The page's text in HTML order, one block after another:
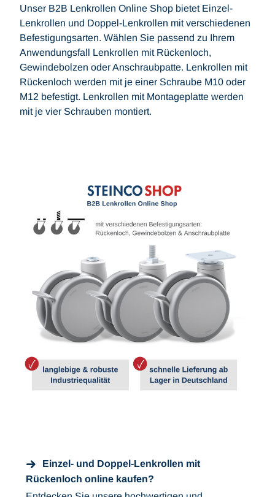
Unser B2B Lenkrollen Online Shop bietet Einzel-
Lenkrollen und Doppel-Lenkrollen mit verschiedenen
Befestigungsarten. Wählen Sie passend zu Ihrem
Anwendungsfall Lenkrollen mit Rückenloch,
Gewindebolzen oder Anschraubpatte. Lenkrollen mit
Rückenloch werden mit je einer Schraube M10 oder
M12 befestigt. Lenkrollen mit Montageplatte werden
mit je vier Schrauben montiert.
Einzel- und Doppel-Lenkrollen mit
Rückenloch online kaufen?